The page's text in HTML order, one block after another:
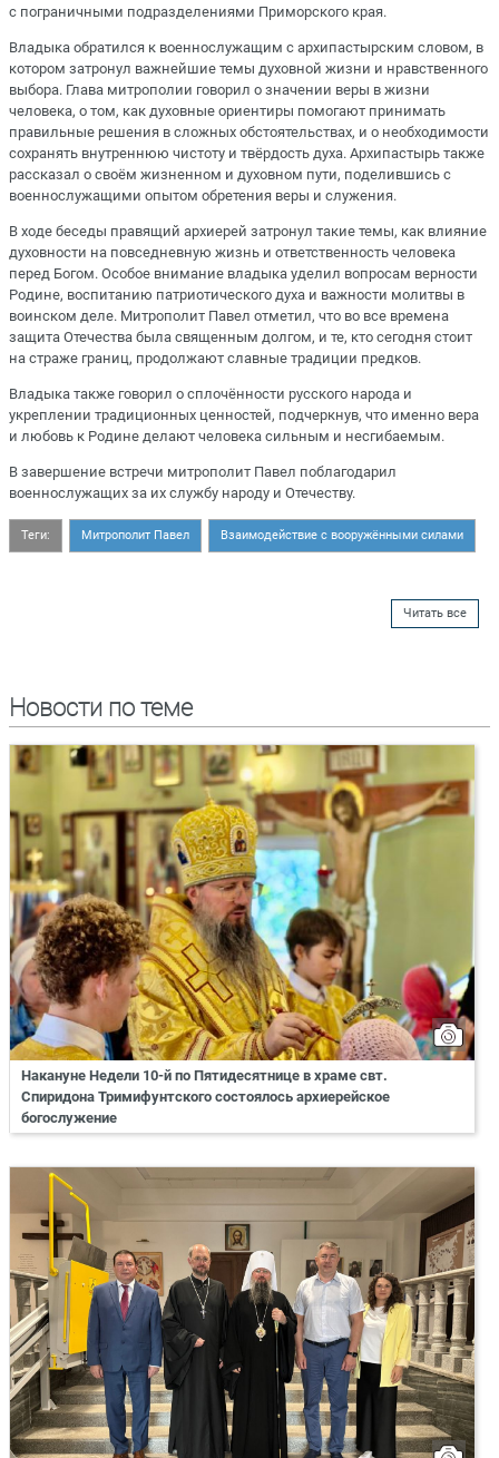
с пограничными подразделениями Приморского края.
Владыка обратился к военнослужащим с архипастырским словом, в
котором затронул важнейшие темы духовной жизни и нравственного
выбора. Глава митрополии говорил о значении веры в жизни
человека, о том, как духовные ориентиры помогают принимать
правильные решения в сложных обстоятельствах, и о необходимости
сохранять внутреннюю чистоту и твёрдость духа. Архипастырь также
рассказал о своём жизненном и духовном пути, поделившись с
военнослужащими опытом обретения веры и служения.
В ходе беседы правящий архиерей затронул такие темы, как влияние
духовности на повседневную жизнь и ответственность человека
перед Богом. Особое внимание владыка уделил вопросам верности
Родине, воспитанию патриотического духа и важности молитвы в
воинском деле. Митрополит Павел отметил, что во все времена
защита Отечества была священным долгом, и те, кто сегодня стоит
на страже границ, продолжают славные традиции предков.
Владыка также говорил о сплочённости русского народа и
укреплении традиционных ценностей, подчеркнув, что именно вера
и любовь к Родине делают человека сильным и несгибаемым.
В завершение встречи митрополит Павел поблагодарил
военнослужащих за их службу народу и Отечеству.
Теги: Митрополит Павел Взаимодействие с вооружёнными силами
Читать все
Новости по теме
Накануне Недели 10-й по Пятидесятнице в храме свт.
Спиридона Тримифунтского состоялось архиерейское
богослужение